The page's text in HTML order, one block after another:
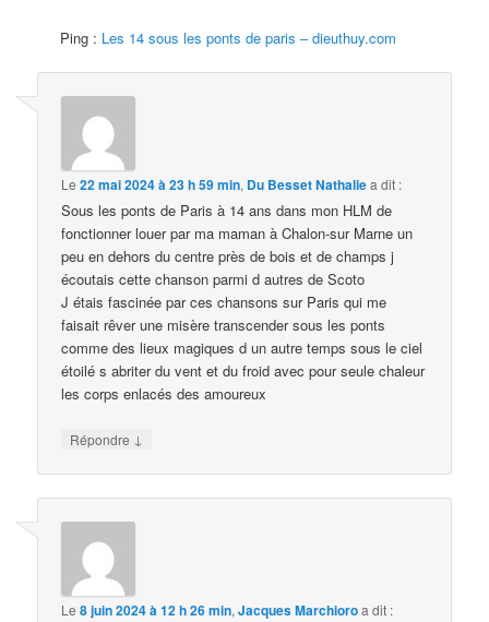
Ping : Les 14 sous les ponts de paris – dieuthuy.com
Le22 mai 2024 à 23 h 59 min, Du Besset Nathaliea dit :
Sous les ponts de Paris à 14 ans dans mon HLM de
fonctionner louer par ma maman à Chalon-sur Marne un
peu en dehors du centre près de bois et de champs j
écoutais cette chanson parmi d autres de Scoto
J étais fascinée par ces chansons sur Paris qui me
faisait rêver une misère transcender sous les ponts
comme des lieux magiques d un autre temps sous le ciel
étoilé s abriter du vent et du froid avec pour seule chaleur
les corps enlacés des amoureux
Répondre ↓
Le8 juin 2024 à 12 h 26 min,Jacques Marchioroa dit :